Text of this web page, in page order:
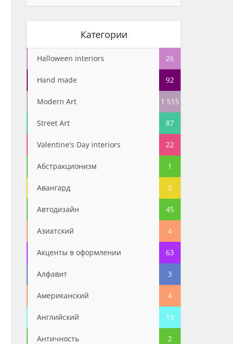
Категории
Halloween interiors 26
Hand made 92
Modern Art 1 515
Street Art 87
Valentine's Day interiors 22
Абстракционизм 1
Авангард 2
Автодизайн 45
Азиатский 4
Акценты в оформлении 63
Алфавит 3
Американский 4
Английский 13
Античность 2